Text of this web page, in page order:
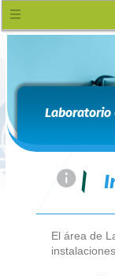
Laboratorio
= |
El área de